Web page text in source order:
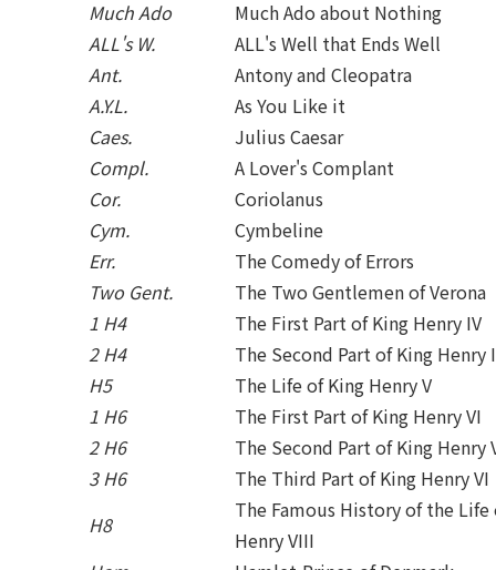
Much Ado
Much Ado about Nothing
ALL's W.
ALL's Well that Ends Well
Ant.
Antony and Cleopatra
A.Y.L.
As You Like it
Caes.
Julius Caesar
Compl.
A Lover's Complant
Cor.
Coriolanus
Cym.
Cymbeline
Err.
The Comedy of Errors
Two Gent.
The Two Gentlemen of Verona
1 H4
The First Part of King Henry IV
2 H4
The Second Part of King Henry
H5
The Life of King Henry V
1 H6
The First Part of King Henry VI
2 H6
The Second Part of King Henry
3 H6
The Third Part of King Henry VI
H8
The Famous History of the Life
Henry VIII